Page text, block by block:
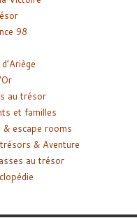
98
au trésor
et familles
& escape rooms
& Aventure
au trésor